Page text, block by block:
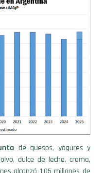
de quesos, yogures y
dulce de leche, crema,
alcanzó 1,05 millones de
de 2025. Este volumen